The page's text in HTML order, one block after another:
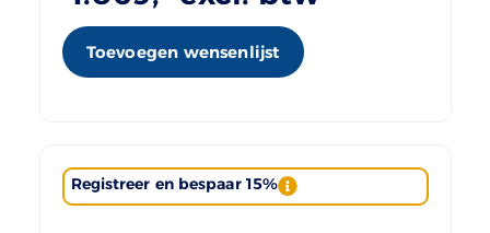
Toevoegen wensenlijst
Registreer en bespaar 15%